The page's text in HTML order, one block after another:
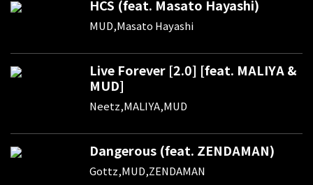
HCS (feat. Masato Hayashi)
MUD,Masato Hayashi
Live Forever [2.0] [feat. MALIYA &
MUD]
Neetz,MALIYA,MUD
Dangerous (feat. ZENDAMAN)
Gottz,MUD,ZENDAMAN